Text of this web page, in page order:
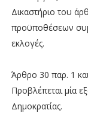
Δικαστήριο του
προϋποθέσεων
εκλογές.
Άρθρο 30 παρ. 1
Προβλέπεται μία
Δημοκρατίας.